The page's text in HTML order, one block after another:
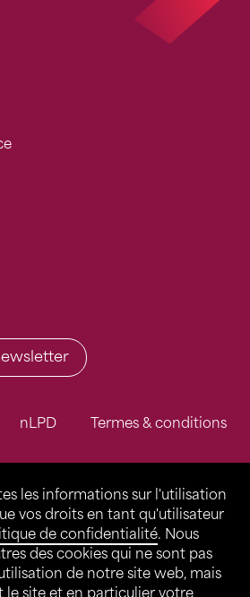
les informations sur l'utilisation
vos droits en tant qu'utilisateur
de confidentialité. Nous
des cookies qui ne sont pas
de notre site web, mais
le site et en particulier votre
nLPD Termes & conditions